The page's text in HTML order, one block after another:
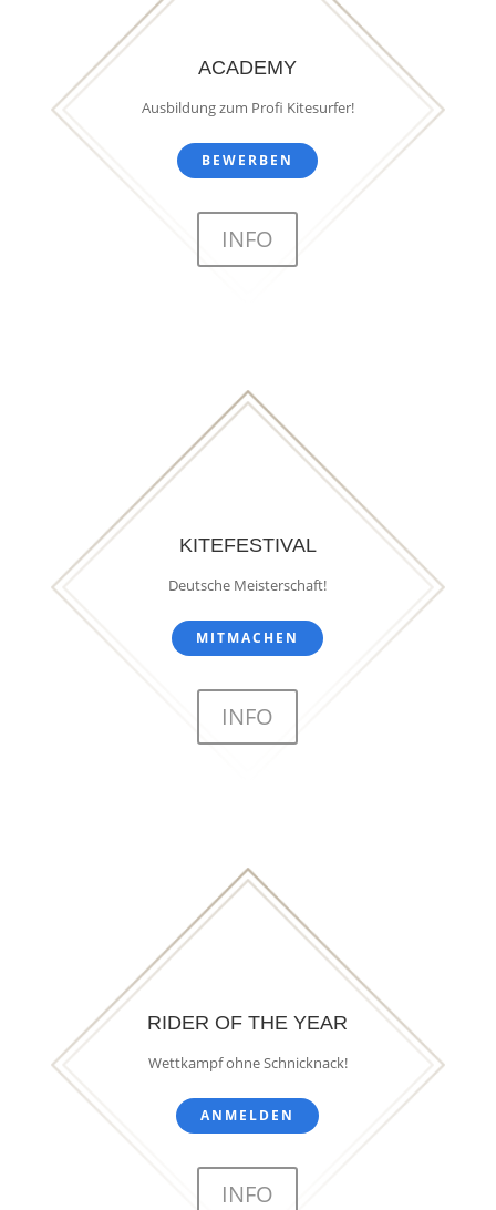
ACADEMY
Ausbildung zum Profi Kitesurfer!
BEWERBEN
INFO
KITEFESTIVAL
Deutsche Meisterschaft!
MITMACHEN
INFO
RIDER OF THE YEAR
Wettkampf ohne Schnicknack!
ANMELDEN
INFO